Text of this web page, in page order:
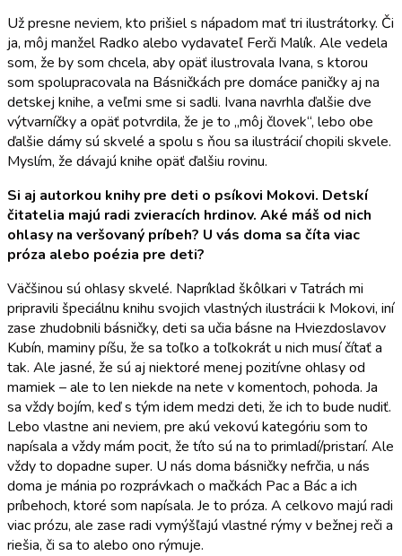
Už presne neviem, kto prišiel s nápadom mať tri ilustrátorky. Či
ja, môj manžel Radko alebo vydavateľ Ferči Malík. Ale vedela
som, že by som chcela, aby opäť ilustrovala Ivana, s ktorou
som spolupracovala na Básničkách pre domáce paničky aj na
detskej knihe, a veľmi sme si sadli. Ivana navrhla ďalšie dve
výtvarníčky a opäť potvrdila, že je to „môj človek“, lebo obe
ďalšie dámy sú skvelé a spolu s ňou sa ilustrácií chopili skvele.
Myslím, že dávajú knihe opäť ďalšiu rovinu.
Si aj autorkou knihy pre deti o psíkovi Mokovi. Detskí
čitatelia majú radi zvieracích hrdinov. Aké máš od nich
ohlasy na veršovaný príbeh? U vás doma sa číta viac
próza alebo poézia pre deti?
Väčšinou sú ohlasy skvelé. Napríklad škôlkari v Tatrách mi
pripravili špeciálnu knihu svojich vlastných ilustrácii k Mokovi, iní
zase zhudobnili básničky, deti sa učia básne na Hviezdoslavov
Kubín, maminy píšu, že sa toľko a toľkokrát u nich musí čítať a
tak. Ale jasné, že sú aj niektoré menej pozitívne ohlasy od
mamiek – ale to len niekde na nete v komentoch, pohoda. Ja
sa vždy bojím, keď s tým idem medzi deti, že ich to bude nudiť.
Lebo vlastne ani neviem, pre akú vekovú kategóriu som to
napísala a vždy mám pocit, že títo sú na to primladí/pristarí. Ale
vždy to dopadne super. U nás doma básničky nefrčia, u nás
doma je mánia po rozprávkach o mačkách Pac a Bác a ich
príbehoch, ktoré som napísala. Je to próza. A celkovo majú radi
viac prózu, ale zase radi vymýšľajú vlastné rýmy v bežnej reči a
riešia, či sa to alebo ono rýmuje.